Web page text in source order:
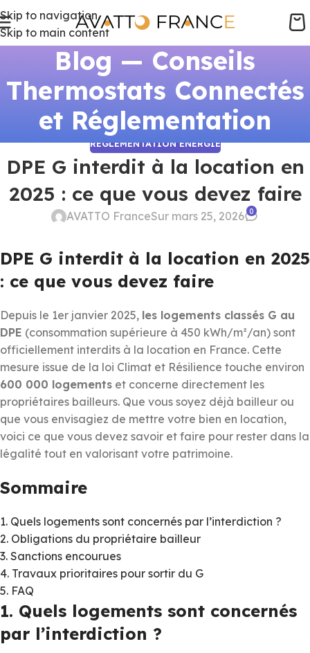
Skip to navigation
Skip to main content
Blog — Conseils
Thermostats Connectés
et Réglementation
RÉGLEMENTATION ÉNERGIE
DPE G interdit à la location en
2025 : ce que vous devez faire
AVATTO FranceSur mars 25, 2026 0
DPE G interdit à la location en 2025
: ce que vous devez faire
Depuis le 1er janvier 2025, les logements classés G au
DPE (consommation supérieure à 450 kWh/m²/an) sont
officiellement interdits à la location en France. Cette
mesure issue de la loi Climat et Résilience touche environ
600 000 logements et concerne directement les
propriétaires bailleurs. Que vous soyez déjà bailleur ou
que vous envisagiez de mettre votre bien en location,
voici ce que vous devez savoir et faire pour rester dans la
légalité tout en valorisant votre patrimoine.
Sommaire
1. Quels logements sont concernés par l’interdiction ?
2. Obligations du propriétaire bailleur
3. Sanctions encourues
4. Travaux prioritaires pour sortir du G
5. FAQ
1. Quels logements sont concernés
par l’interdiction ?